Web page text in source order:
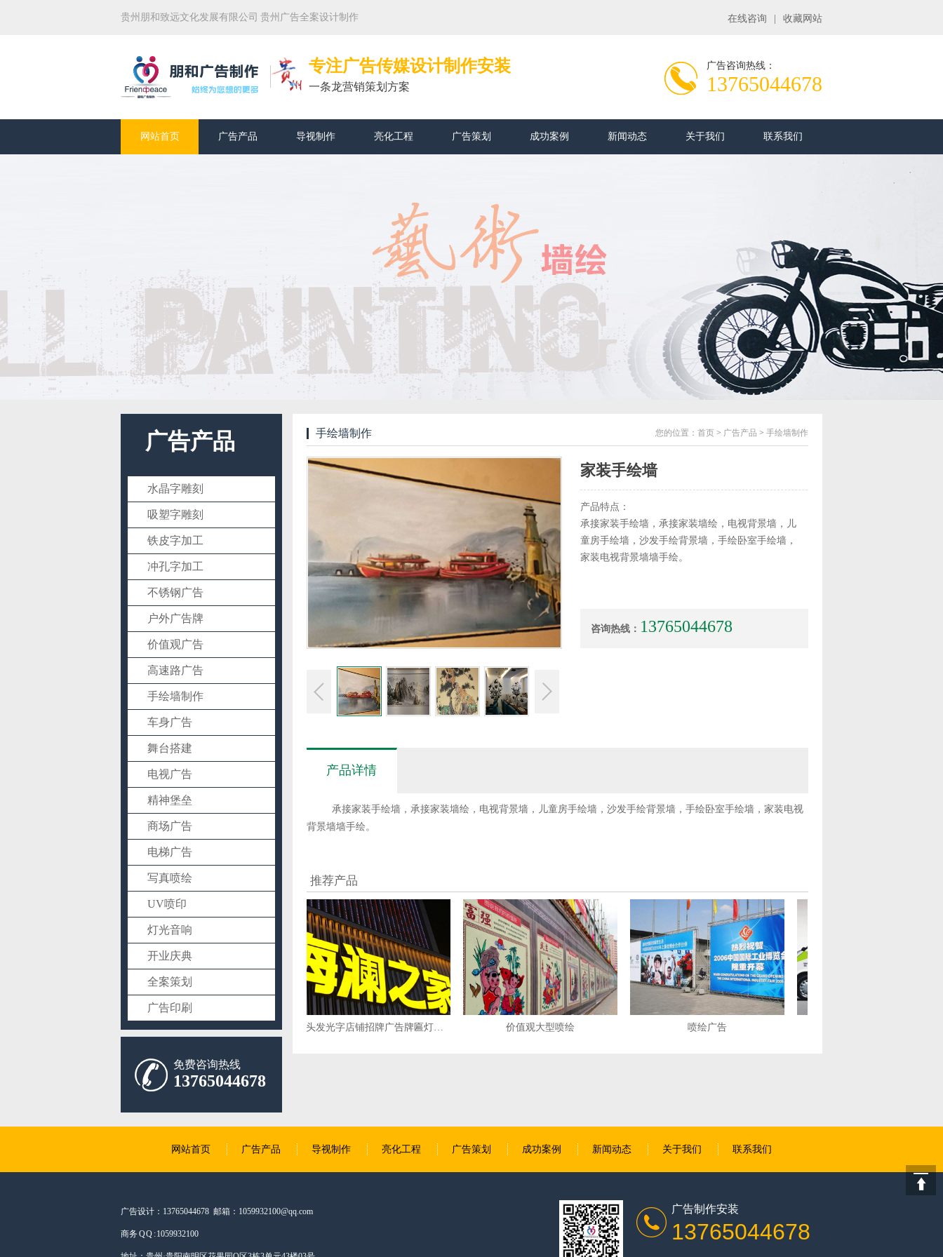
贵州朋和致远文化发展有限公司 贵州广告全案设计制作 在线咨询 收藏网站
专注广告传媒设计制作安装
一条龙营销策划方案
广告咨询热线：
13765044678
网站首页 广告产品 导视制作 亮化工程 广告策划 成功案例 新闻动态 关于我们 联系我们
广告产品
水晶字雕刻
吸塑字雕刻
铁皮字加工
冲孔字加工
不锈钢广告
户外广告牌
价值观广告
高速路广告
手绘墙制作
车身广告
舞台搭建
电视广告
精神堡垒
商场广告
电梯广告
写真喷绘
UV喷印
灯光音响
开业庆典
全案策划
广告印刷
免费咨询热线
13765044678
手绘墙制作 您的位置： 首页 > 广告产品 > 手绘墙制作
家装手绘墙
产品特点：
承接家装手绘墙，承接家装墙绘，电视背景墙，儿
童房手绘墙，沙发手绘背景墙，手绘卧室手绘墙，
家装电视背景墙墙手绘。
咨询热线： 13765044678
产品详情
承接家装手绘墙，承接家装墙绘，电视背景墙，儿童房手绘墙，沙发手绘背景墙，手绘卧室手绘墙，家装电视
背景墙墙手绘。
推荐产品
价值观大型喷绘 喷绘广告 私家车车身广告制作
网站首页 广告产品 导视制作 亮化工程 广告策划 成功案例 新闻动态 关于我们 联系我们
广告设计：13765044678 邮箱：1059932100@qq.com
商务 Q Q : 1059932100
广告制作安装
13765044678